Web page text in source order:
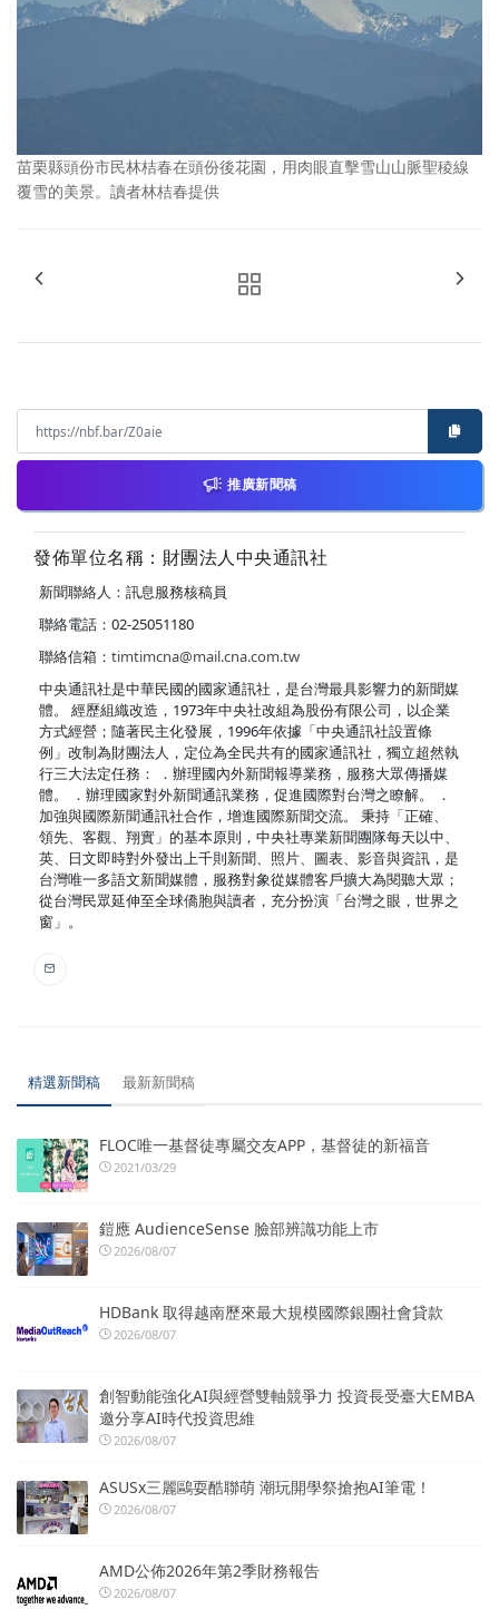
苗栗縣頭份市民林桔春在頭份後花園，用肉眼直擊雪山山脈聖稜線
覆雪的美景。讀者林桔春提供
推廣新聞稿
發佈單位名稱：財團法人中央通訊社
新聞聯絡人：訊息服務核稿員
聯絡電話：02-25051180
聯絡信箱： timtimcna@mail.cna.com.tw
中央通訊社是中華民國的國家通訊社，是台灣最具影響力的新聞媒
體。 經歷組織改造，1973年中央社改組為股份有限公司，以企業
方式經營；隨著民主化發展，1996年依據「中央通訊社設置條
例」改制為財團法人，定位為全民共有的國家通訊社，獨立超然執
行三大法定任務： ．辦理國內外新聞報導業務，服務大眾傳播媒
體。 ．辦理國家對外新聞通訊業務，促進國際對台灣之瞭解。 ．
加強與國際新聞通訊社合作，增進國際新聞交流。 秉持「正確、
領先、客觀、翔實」的基本原則，中央社專業新聞團隊每天以中、
英、日文即時對外發出上千則新聞、照片、圖表、影音與資訊，是
台灣唯一多語文新聞媒體，服務對象從媒體客戶擴大為閱聽大眾；
從台灣民眾延伸至全球僑胞與讀者，充分扮演「台灣之眼，世界之
窗」。
精選新聞稿 最新新聞稿
FLOC唯一基督徒專屬交友APP，基督徒的新福音
2021/03/29
鎧應 AudienceSense 臉部辨識功能上市
2026/08/07
HDBank 取得越南歷來最大規模國際銀團社會貸款
2026/08/07
創智動能強化AI與經營雙軸競爭力 投資長受臺大EMBA
邀分享AI時代投資思維
2026/08/07
ASUSx三麗鷗耍酷聯萌 潮玩開學祭搶抱AI筆電！
2026/08/07
AMD公佈2026年第2季財務報告
2026/08/07